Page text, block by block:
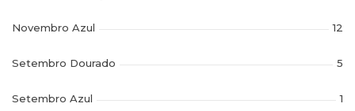
Novembro Azul 12
Setembro Dourado 5
Setembro Azul 1